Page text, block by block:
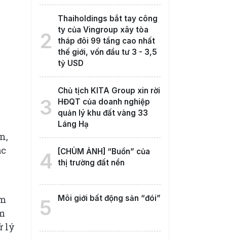
lý
2
Thaiholdings bắt tay công
ty của Vingroup xây tòa
tháp đôi 99 tầng cao nhất
thế giới, vốn đầu tư 3 - 3,5
tỷ USD
3
Chủ tịch KITA Group xin rời
HĐQT của doanh nghiệp
quản lý khu đất vàng 33
Láng Hạ
4
[CHÙM ẢNH] “Buồn” của
thị trường đất nền
5 Môi giới bất động sản “đói”